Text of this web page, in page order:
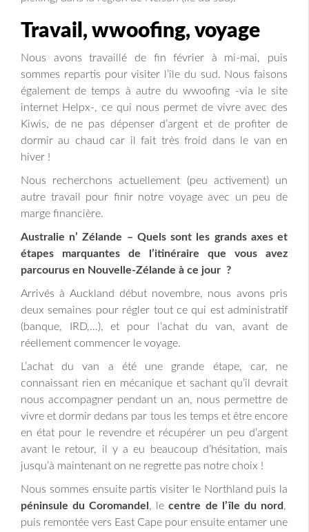
Travail, wwoofing, voyage
Nous avons travaillé de fin février à mi-mai, puis
sommes repartis pour visiter l’île du sud. Nous faisons
également de temps à autre du wwoofing -via le site
internet Helpx-, ce qui nous permet de vivre avec des
Kiwis, de ne pas dépenser d’argent et de profiter de
dormir au chaud car il fait très froid dans le van en
hiver !
Nous recherchons actuellement (peu activement) un
autre travail pour finir notre voyage avec un peu de
marge financière.
Australie n’ Zélande – Quels sont les grands axes et
étapes marquantes de l’itinéraire que vous avez
parcourus en Nouvelle-Zélande à ce jour ?
Arrivés à Auckland début novembre, nous avons pris
deux semaines pour régler tout ce qui est administratif
(banque, IRD,…), et pour l’achat du van, avant de
réellement commencer le voyage.
L’achat du van a été une grande étape, car, ne
connaissant rien en mécanique et sachant qu’il devrait
nous accompagner pendant un an, nous permettre de
vivre et dormir dedans par tous les temps et être encore
en état pour le revendre et récupérer un peu d’argent
avant le retour, il y a eu beaucoup d’hésitation, mais
jusqu’à maintenant on ne regrette pas notre choix !
Nous sommes ensuite partis visiter le Northland puis la
péninsule du Coromandel , lecentre de l’île du nord ,
puis remontée vers East Cape pour ensuite entamer une